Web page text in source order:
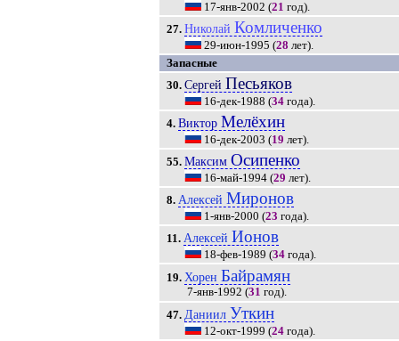
17-янв-2002 (21 год).
27. Николай Комличенко
29-июн-1995 (28 лет).
Запасные
30. Сергей Песьяков
16-дек-1988 (34года).
4. Виктор Мелёхин
16-дек-2003 (19 лет).
55. Максим Осипенко
16-май-1994(29 лет).
8. Алексей Миронов
1-янв-2000 (23 года).
11. Алексей Ионов
18-фев-1989 (34года).
19. Хорен Байрамян
7-янв-1992 (31 год).
47. Даниил Уткин
12-окт-1999 (24года).